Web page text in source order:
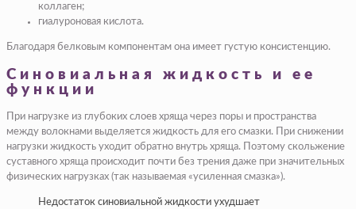
коллаген;
гиалуроновая кислота.
Благодаря белковым компонентам она имеет густую консистенцию.
Синовиальная жидкость и ее
функции
При нагрузке из глубоких слоев хряща через поры и пространства
между волокнами выделяется жидкость для его смазки. При снижении
нагрузки жидкость уходит обратно внутрь хряща. Поэтому скольжение
суставного хряща происходит почти без трения даже при значительных
физических нагрузках (так называемая «усиленная смазка»).
Недостаток синовиальной жидкости ухудшает